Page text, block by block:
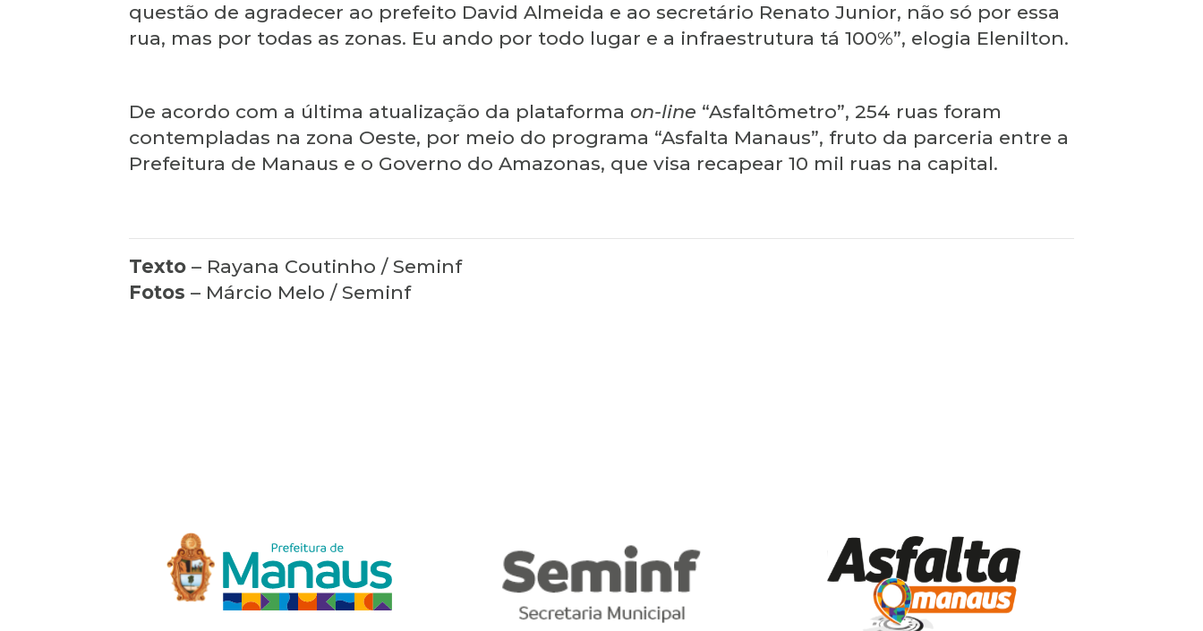
questão de agradecer ao prefeito David Almeida e ao secretário Renato Junior, não só por essa
rua, mas por todas as zonas. Eu ando por todo lugar e a infraestrutura tá 100%”, elogia Elenilton.
De acordo com a última atualização da plataforma on-line “Asfaltômetro”, 254 ruas foram
contempladas na zona Oeste, por meio do programa “Asfalta Manaus”, fruto da parceria entre a
Prefeitura de Manaus e o Governo do Amazonas, que visa recapear 10 mil ruas na capital.
Texto – Rayana Coutinho / Seminf
Fotos – Márcio Melo / Seminf